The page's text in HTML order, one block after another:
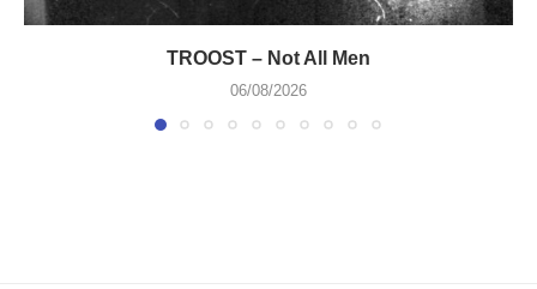
TROOST – Not All Men
06/08/2026